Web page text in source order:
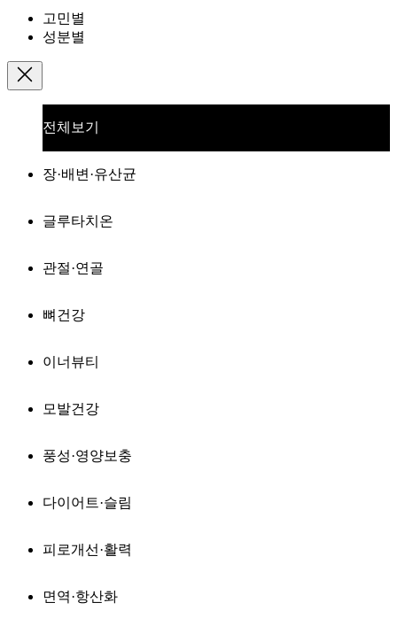
고민별
성분별
전체보기
장·배변·유산균
글루타치온
관절·연골
뼈건강
이너뷰티
모발건강
풍성·영양보충
다이어트·슬림
피로개선·활력
면역·항산화